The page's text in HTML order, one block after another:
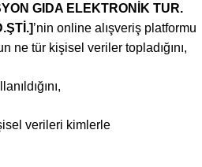
GIDA ELEKTRONİK TUR.
]’nin online alışveriş platformu
ne tür kişisel veriler topladığını,
verileri kimlerle